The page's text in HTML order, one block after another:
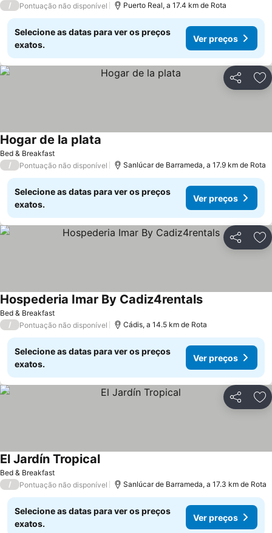
/ Pontuação não disponível Puerto Real, a 17.4 km de Rota
Selecione as datas para ver os preços
exatos.
Ver preços
Partilhar
Bed & Breakfast
Hogar de la plata
/ Pontuação não disponível Sanlúcar de Barrameda, a 17.9 km de Rota
Selecione as datas para ver os preços
exatos.
Ver preços
Partilhar
Bed & Breakfast
Hospederia Imar By Cadiz4rentalsVer preços
/ Pontuação não disponível Cádis, a 14.5 km de Rota
Selecione as datas para ver os preços
exatos.
Ver preços
Partilhar
Bed & Breakfast
El Jardín TropicalVer preços
/ Pontuação não disponível Sanlúcar de Barrameda, a 17.3 km de Rota
Selecione as datas para ver os preços
exatos.
Ver preços